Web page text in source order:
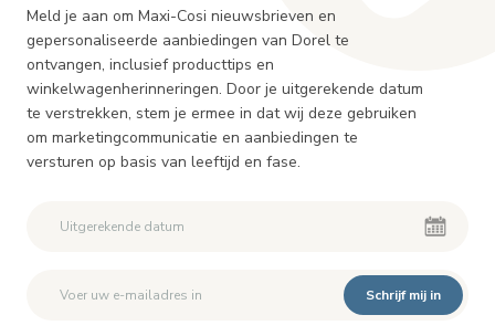
Meld je aan om Maxi-Cosi nieuwsbrieven en
gepersonaliseerde aanbiedingen van Dorel te
ontvangen, inclusief producttips en
winkelwagenherinneringen. Door je uitgerekende datum
te verstrekken, stem je ermee in dat wij deze gebruiken
om marketingcommunicatie en aanbiedingen te
versturen op basis van leeftijd en fase.
Schrijf mij in